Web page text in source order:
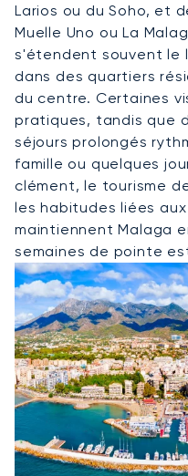
Larios ou du Soho, et
Muelle Uno ou La
s'étendent souvent le
dans des quartiers
du centre. Certaines
pratiques, tandis que
séjours prolongés
famille ou quelques
clément, le tourisme
les habitudes liées
maintiennent Malaga
semaines de pointe